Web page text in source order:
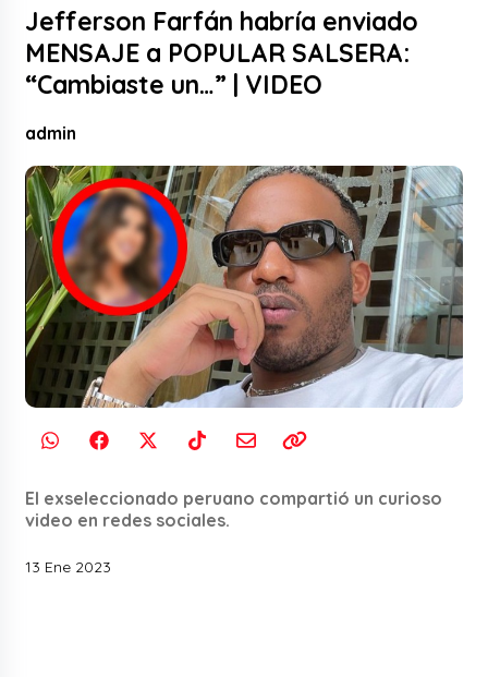
Jefferson Farfán habría enviado
MENSAJE a POPULAR SALSERA:
“Cambiaste un…” | VIDEO
admin
El exseleccionado peruano compartió un curioso
video en redes sociales.
13 Ene 2023